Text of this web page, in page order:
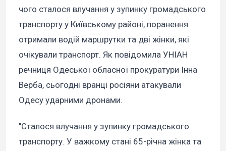
чого сталося влучання у зупинку громадського
транспорту у Київському районі, поранення
отримали водій маршрутки та дві жінки, які
очікували транспорт. Як повідомила УНІАН
речниця Одеської обласної прокуратури Інна
Верба, сьогодні вранці росіяни атакували
Одесу ударними дронами.
"Сталося влучання у зупинку громадського
транспорту. У важкому стані 65-річна жінка та